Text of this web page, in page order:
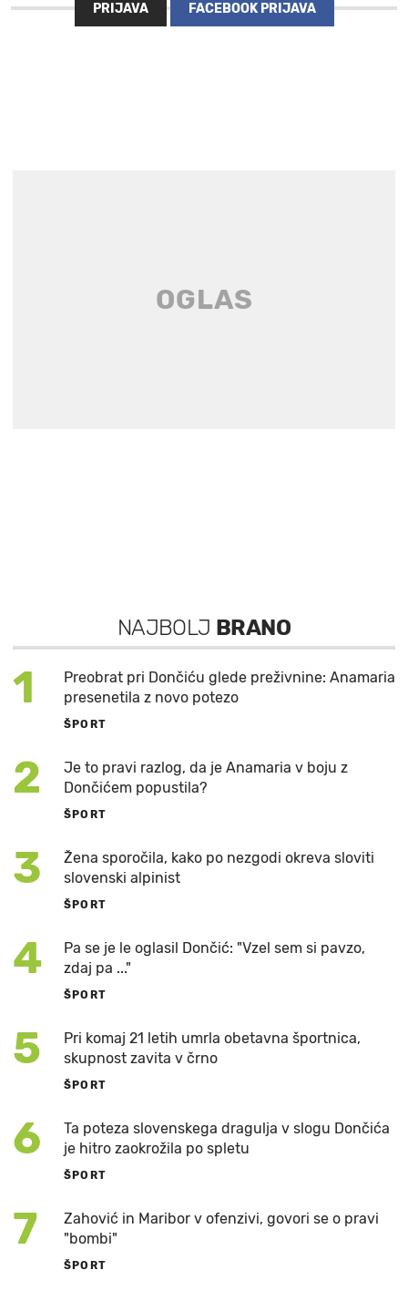
PRIJAVA FACEBOOK PRIJAVA
NAJBOLJ BRANO
1
Preobrat pri Dončiću glede preživnine: Anamaria
presenetila z novo potezo
ŠPORT
2
Je to pravi razlog, da je Anamaria v boju z
Dončićem popustila?
ŠPORT
3
Žena sporočila, kako po nezgodi okreva sloviti
slovenski alpinist
ŠPORT
4
Pa se je le oglasil Dončić: "Vzel sem si pavzo,
zdaj pa ..."
ŠPORT
5
Pri komaj 21 letih umrla obetavna športnica,
skupnost zavita v črno
ŠPORT
6
Ta poteza slovenskega dragulja v slogu Dončića
je hitro zaokrožila po spletu
ŠPORT
7
Zahović in Maribor v ofenzivi, govori se o pravi
"bombi"
ŠPORT